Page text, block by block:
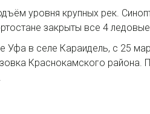
уровня крупных рек.
закрыты все 4
в селе Караидель, с 25
Краснокамского района.